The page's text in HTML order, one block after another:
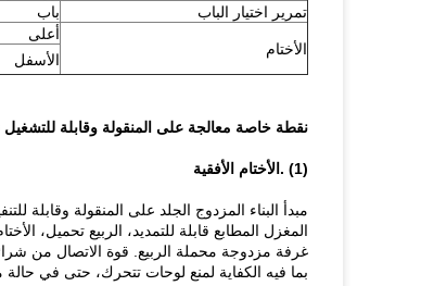
تمرير اختيار الباب
باب
الأختام
أعلى
الأسفل
نقطة خاصة معالجة على المنقولة وقابلة للتشغيل
(1) .الأختام الأفقية
مبدأ البناء المزدوج الجلد على المنقولة
المغزل المطابع قابلة للتمديد، الربيع تحميل،
غرفة مزدوجة محملة الربيع.
قوة الاتصال من
بما فيه الكفاية لمنع لوحات تتحرك، حتى في